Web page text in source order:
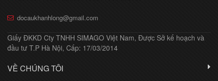
docaukhanhlong@gmail.com
Giấy ĐKKD Cty TNHH SIMAGO Việt Nam, Được Sở kế hoạch và
đầu tư T.P Hà Nội, Cấp: 17/03/2014
VỀ CHÚNG TÔI